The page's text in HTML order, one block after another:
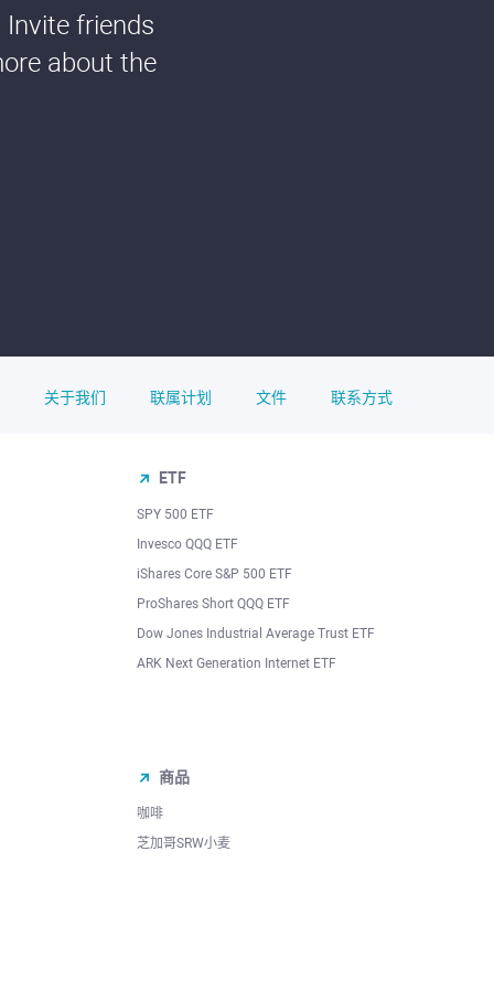
friends
about the
关于我们 联属计划 文件 联系方式
ETF
SPY 500 ETF
Invesco QQQ ETF
iShares Core S&P 500 ETF
ProShares Short QQQ ETF
Dow Jones Industrial Average Trust ETF
ARK Next Generation Internet ETF
商品
咖啡
芝加哥SRW小麦